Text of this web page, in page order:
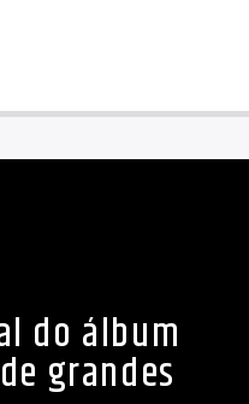
do álbum
grandes